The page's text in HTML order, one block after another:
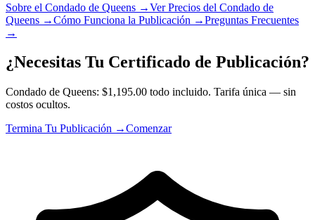
Sobre el Condado de Queens →Ver Precios del Condado de
Queens →Cómo Funciona la Publicación →Preguntas Frecuentes
→
¿Necesitas Tu Certificado de Publicación?
Condado de Queens: $1,195.00 todo incluido. Tarifa única — sin
costos ocultos.
Termina Tu Publicación →Comenzar